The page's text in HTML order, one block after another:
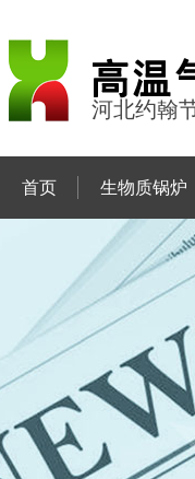
河北约翰
首页 生物质锅炉